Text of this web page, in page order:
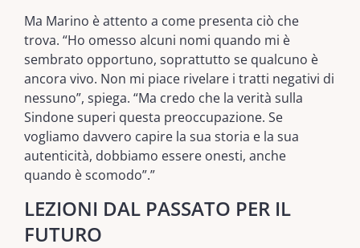
Ma Marino è attento a come presenta ciò che
trova. “Ho omesso alcuni nomi quando mi è
sembrato opportuno, soprattutto se qualcuno è
ancora vivo. Non mi piace rivelare i tratti negativi di
nessuno”, spiega. “Ma credo che la verità sulla
Sindone superi questa preoccupazione. Se
vogliamo davvero capire la sua storia e la sua
autenticità, dobbiamo essere onesti, anche
quando è scomodo”.”
LEZIONI DAL PASSATO PER IL
FUTURO